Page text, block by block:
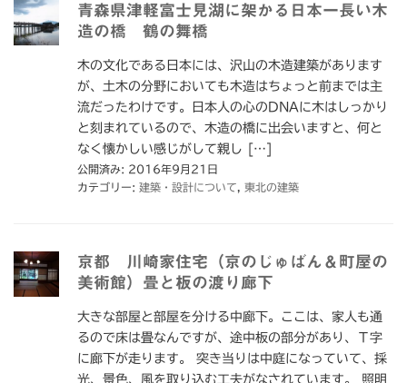
青森県津軽富士見湖に架かる日本一長い木
造の橋 鶴の舞橋
木の文化である日本には、沢山の木造建築があります
が、土木の分野においても木造はちょっと前までは主
流だったわけです。日本人の心のDNAに木はしっかり
と刻まれているので、木造の橋に出会いますと、何と
なく懐かしい感じがして親し […]
公開済み: 2016年9月21日
カテゴリー: 建築・設計について 東北の建築
京都 川崎家住宅（京のじゅばん＆町屋の
美術館）畳と板の渡り廊下
大きな部屋と部屋を分ける中廊下。ここは、家人も通
るので床は畳なんですが、途中板の部分があり、Ｔ字
に廊下が走ります。 突き当りは中庭になっていて、採
光、景色、風を取り込む工夫がなされています。 照明